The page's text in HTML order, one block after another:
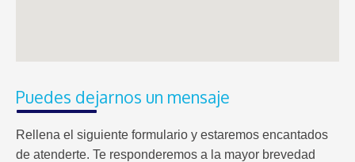
Puedes dejarnos un mensaje
Rellena el siguiente formulario y estaremos encantados
de atenderte. Te responderemos a la mayor brevedad